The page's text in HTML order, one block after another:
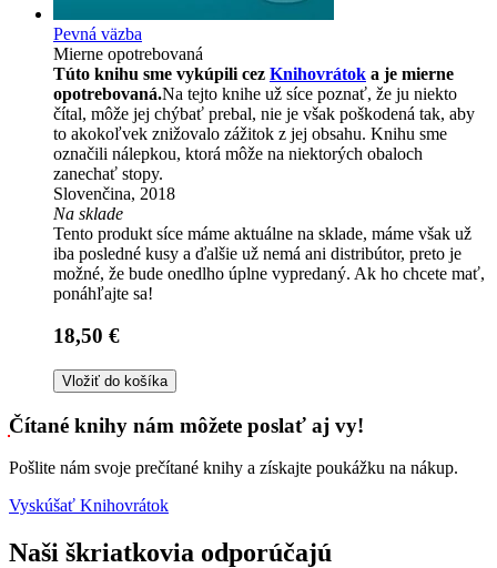
Pevná väzba
Mierne opotrebovaná
Túto knihu sme vykúpili cez Knihovrátok a je mierne
opotrebovaná.Na tejto knihe už síce poznať, že ju niekto
čítal, môže jej chýbať prebal, nie je však poškodená tak, aby
to akokoľvek znižovalo zážitok z jej obsahu. Knihu sme
označili nálepkou, ktorá môže na niektorých obaloch
zanechať stopy.
Slovenčina, 2018
Na sklade
Tento produkt síce máme aktuálne na sklade, máme však už
iba posledné kusy a ďalšie už nemá ani distribútor, preto je
možné, že bude onedlho úplne vypredaný. Ak ho chcete mať,
ponáhľajte sa!
18,50 €
Vložiť do košíka
Čítané knihy nám môžete poslať aj vy!
Pošlite nám svoje prečítané knihy a získajte poukážku na nákup.
Vyskúšať Knihovrátok
Naši škriatkovia odporúčajú